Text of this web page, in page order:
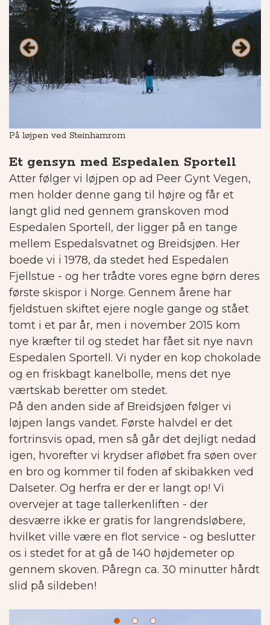
På løjpen ved Steinhamrom
Et gensyn med Espedalen Sportell
Atter følger vi løjpen op ad Peer Gynt Vegen,
men holder denne gang til højre og får et
langt glid ned gennem granskoven mod
Espedalen Sportell, der ligger på en tange
mellem Espedalsvatnet og Breidsjøen. Her
boede vi i 1978, da stedet hed Espedalen
Fjellstue - og her trådte vores egne børn deres
første skispor i Norge. Gennem årene har
fjeldstuen skiftet ejere nogle gange og stået
tomt i et par år, men i november 2015 kom
nye kræfter til og stedet har fået sit nye navn
Espedalen Sportell. Vi nyder en kop chokolade
og en friskbagt kanelbolle, mens det nye
værtskab beretter om stedet.
På den anden side af Breidsjøen følger vi
løjpen langs vandet. Første halvdel er det
fortrinsvis opad, men så går det dejligt nedad
igen, hvorefter vi krydser afløbet fra søen over
en bro og kommer til foden af skibakken ved
Dalseter. Og herfra er der er langt op! Vi
overvejer at tage tallerkenliften - der
desværre ikke er gratis for langrendsløbere,
hvilket ville være en flot service - og beslutter
os i stedet for at gå de 140 højdemeter op
gennem skoven. Påregn ca. 30 minutter hårdt
slid på sildeben!